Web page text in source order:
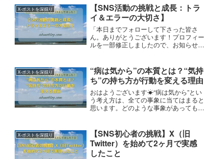
化するまでは5年くらいかかりました。
笑ではどのようにして習慣化できたのか
というと…
X-ポストを深掘り
【SNS活動の挑戦と成長：トラ
イ＆エラーの大切さ】
「本日までフォローして下さった皆さ
ん。ありがとうございます！プロフィー
ルを一部修正しましたので、お知らせし
ただ今トライ&エラーの真っ最中です。
お見苦しい点はご了承下さい。m(_ _)m
X-ポストを深掘り
“病は気から”の本質とは？“気持
ち”の持ち方が行動を変える理由
おはようございます☀“病は気から”とい
う考え方は、全ての事象に当てはまると
思います。どのような事象があっても、
いかない時は、自分を客観的に捉えるこ
とで“脱出の糸口”がみえるかもしれませ
ん。今日も良い1日を😊
X-ポストを深掘り
【SNS初心者の挑戦】X（旧
Twitter）を始めて2ヶ月で実感
したこと